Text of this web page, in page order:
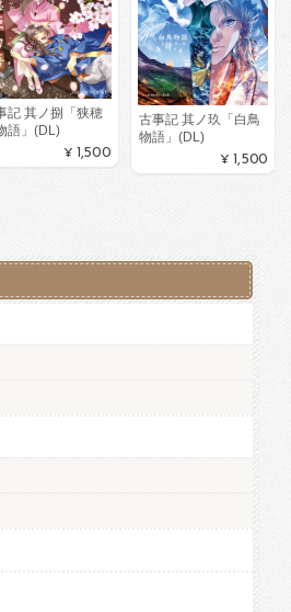
記 其ノ捌「狭穂
語」(DL)
¥1,500
古事記 其ノ玖「白鳥
物語」(DL)
¥1,500